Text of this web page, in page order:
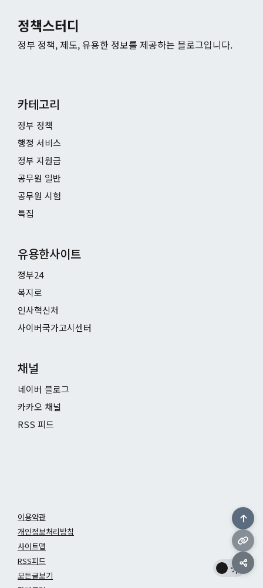
정책스터디
정부 정책, 제도, 유용한 정보를 제공하는 블로그입니다.
카테고리
정부 정책
행정 서비스
정부 지원금
공무원 일반
공무원 시험
특집
유용한사이트
정부24
복지로
인사혁신처
사이버국가고시센터
채널
네이버 블로그
카카오 채널
RSS 피드
이용약관
개인정보처리방침
사이트맵
RSS피드
모든글보기